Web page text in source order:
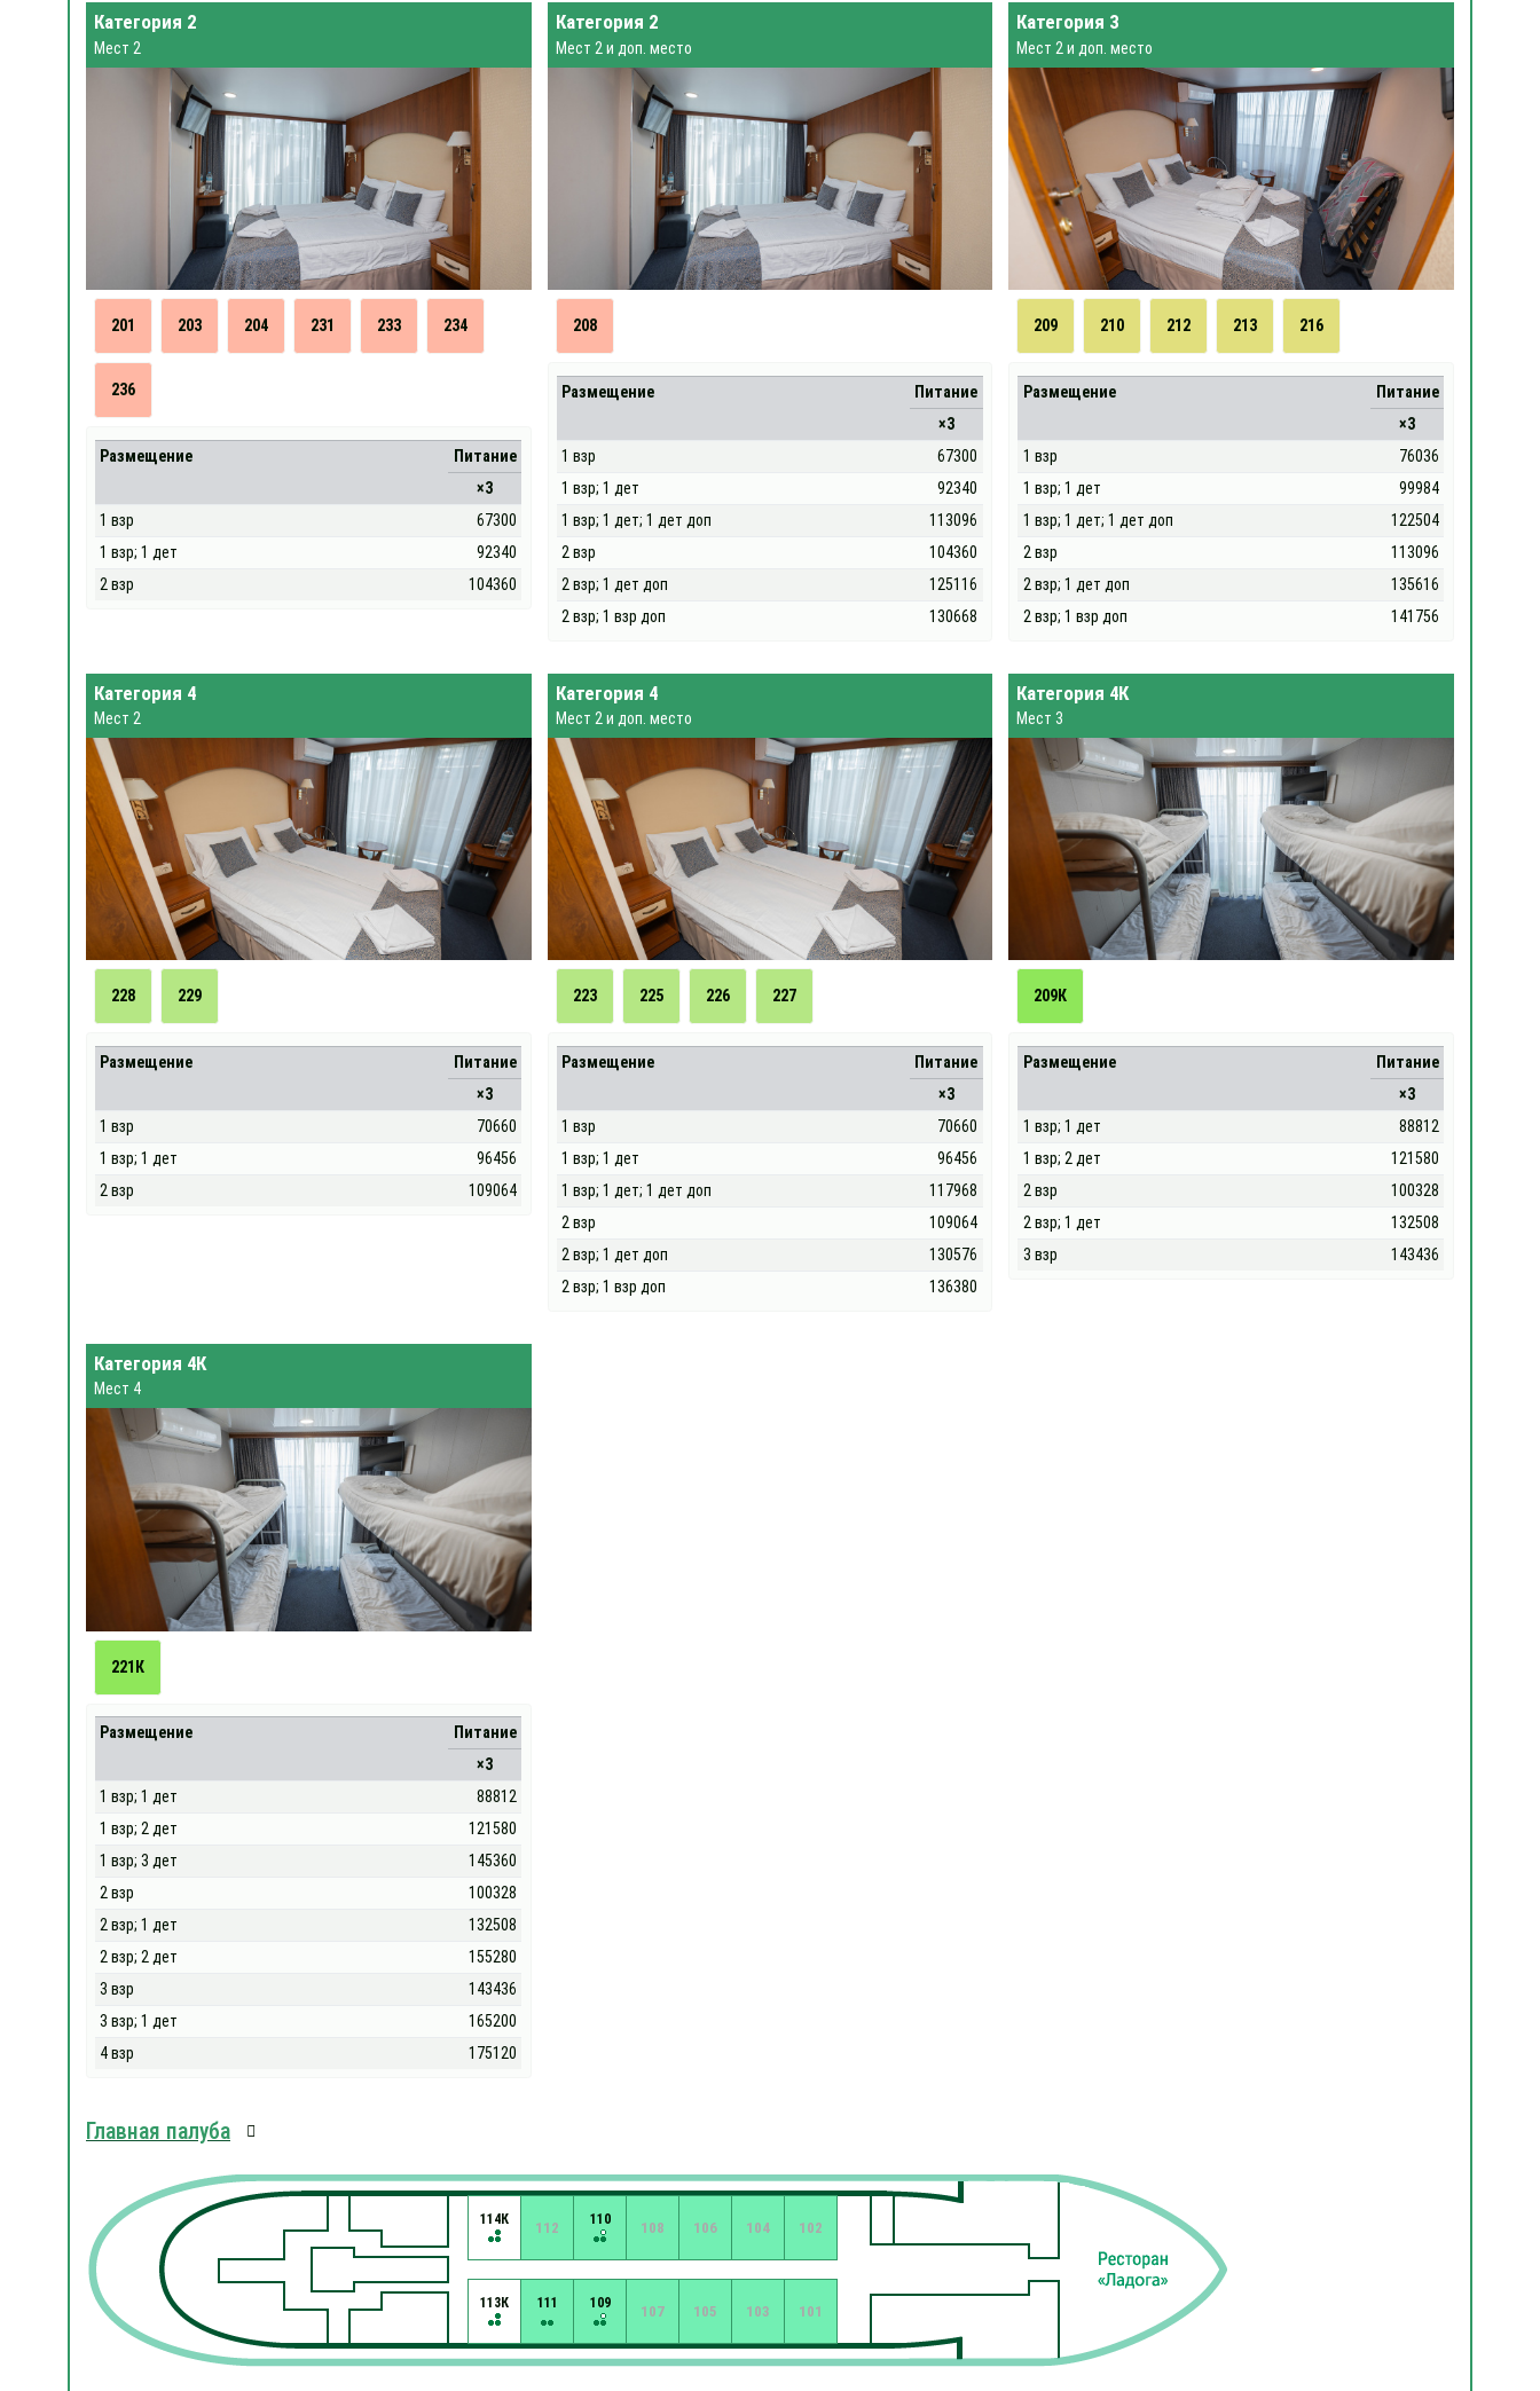
Категория 2
Мест 2
201 203 204 231 233 234
236
Размещение
Питание
×3
1 взр
67300
1 взр; 1 дет
92340
2 взр
104360
Категория 2
Мест 2 и доп. место
208
Размещение
Питание
×3
1 взр
67300
1 взр; 1 дет
92340
1 взр; 1 дет; 1 дет доп
113096
2 взр
104360
2 взр; 1 дет доп
125116
2 взр; 1 взр доп
130668
Категория 3
Мест 2 и доп. место
209 210 212 213 216
Размещение
Питание
×3
1 взр
76036
1 взр; 1 дет
99984
1 взр; 1 дет; 1 дет доп
122504
2 взр
113096
2 взр; 1 дет доп
135616
2 взр; 1 взр доп
141756
Категория 4
Мест 2
228 229
Размещение
Питание
×3
1 взр
70660
1 взр; 1 дет
96456
2 взр
109064
Категория 4
Мест 2 и доп. место
223 225 226 227
Размещение
Питание
×3
1 взр
70660
1 взр; 1 дет
96456
1 взр; 1 дет; 1 дет доп
117968
2 взр
109064
2 взр; 1 дет доп
130576
2 взр; 1 взр доп
136380
Категория 4К
Мест 3
209К
Размещение
Питание
×3
1 взр; 1 дет
88812
1 взр; 2 дет
121580
2 взр
100328
2 взр; 1 дет
132508
3 взр
143436
Категория 4К
Мест 4
221К
Размещение
Питание
×3
1 взр; 1 дет
88812
1 взр; 2 дет
121580
1 взр; 3 дет
145360
2 взр
100328
2 взр; 1 дет
132508
2 взр; 2 дет
155280
3 взр
143436
3 взр; 1 дет
165200
4 взр
175120
Главная палуба
101
102
103
104
105
106
107
108
109
110
111
112
113К
114К